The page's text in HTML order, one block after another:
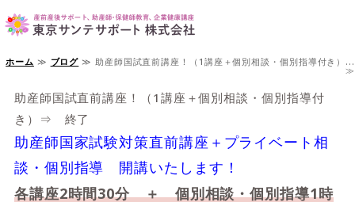
助産師＆保健師国家試験対策講座
健康経営セミナー＆健康経営優良法人認定サポート
産前・産後ケア＆ウェルネスサポート
Tokyo Sante Support（ENGLISH）
ホーム ≫ ブログ ≫ 助産師国試直前講座！（1講座＋個別相談・個別指導付き）...
≫
助産師国試直前講座！（1講座＋個別相談・個別指導付
き）⇒ 終了
助産師国家試験対策直前講座＋プライベート相
談・個別指導 開講いたします！
各講座2時間30分 ＋ 個別相談・個別指導1時